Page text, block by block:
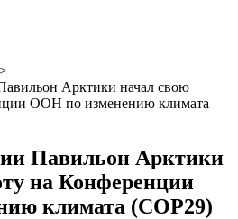
Арктики начал свою
ООН по изменению климата
Павильон Арктики
на Конференции
климата (COP29)